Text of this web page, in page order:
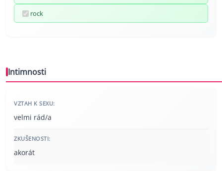
rock
Intimnosti
VZTAH K SEXU:
velmi rád/a
ZKUŠENOSTI:
akorát